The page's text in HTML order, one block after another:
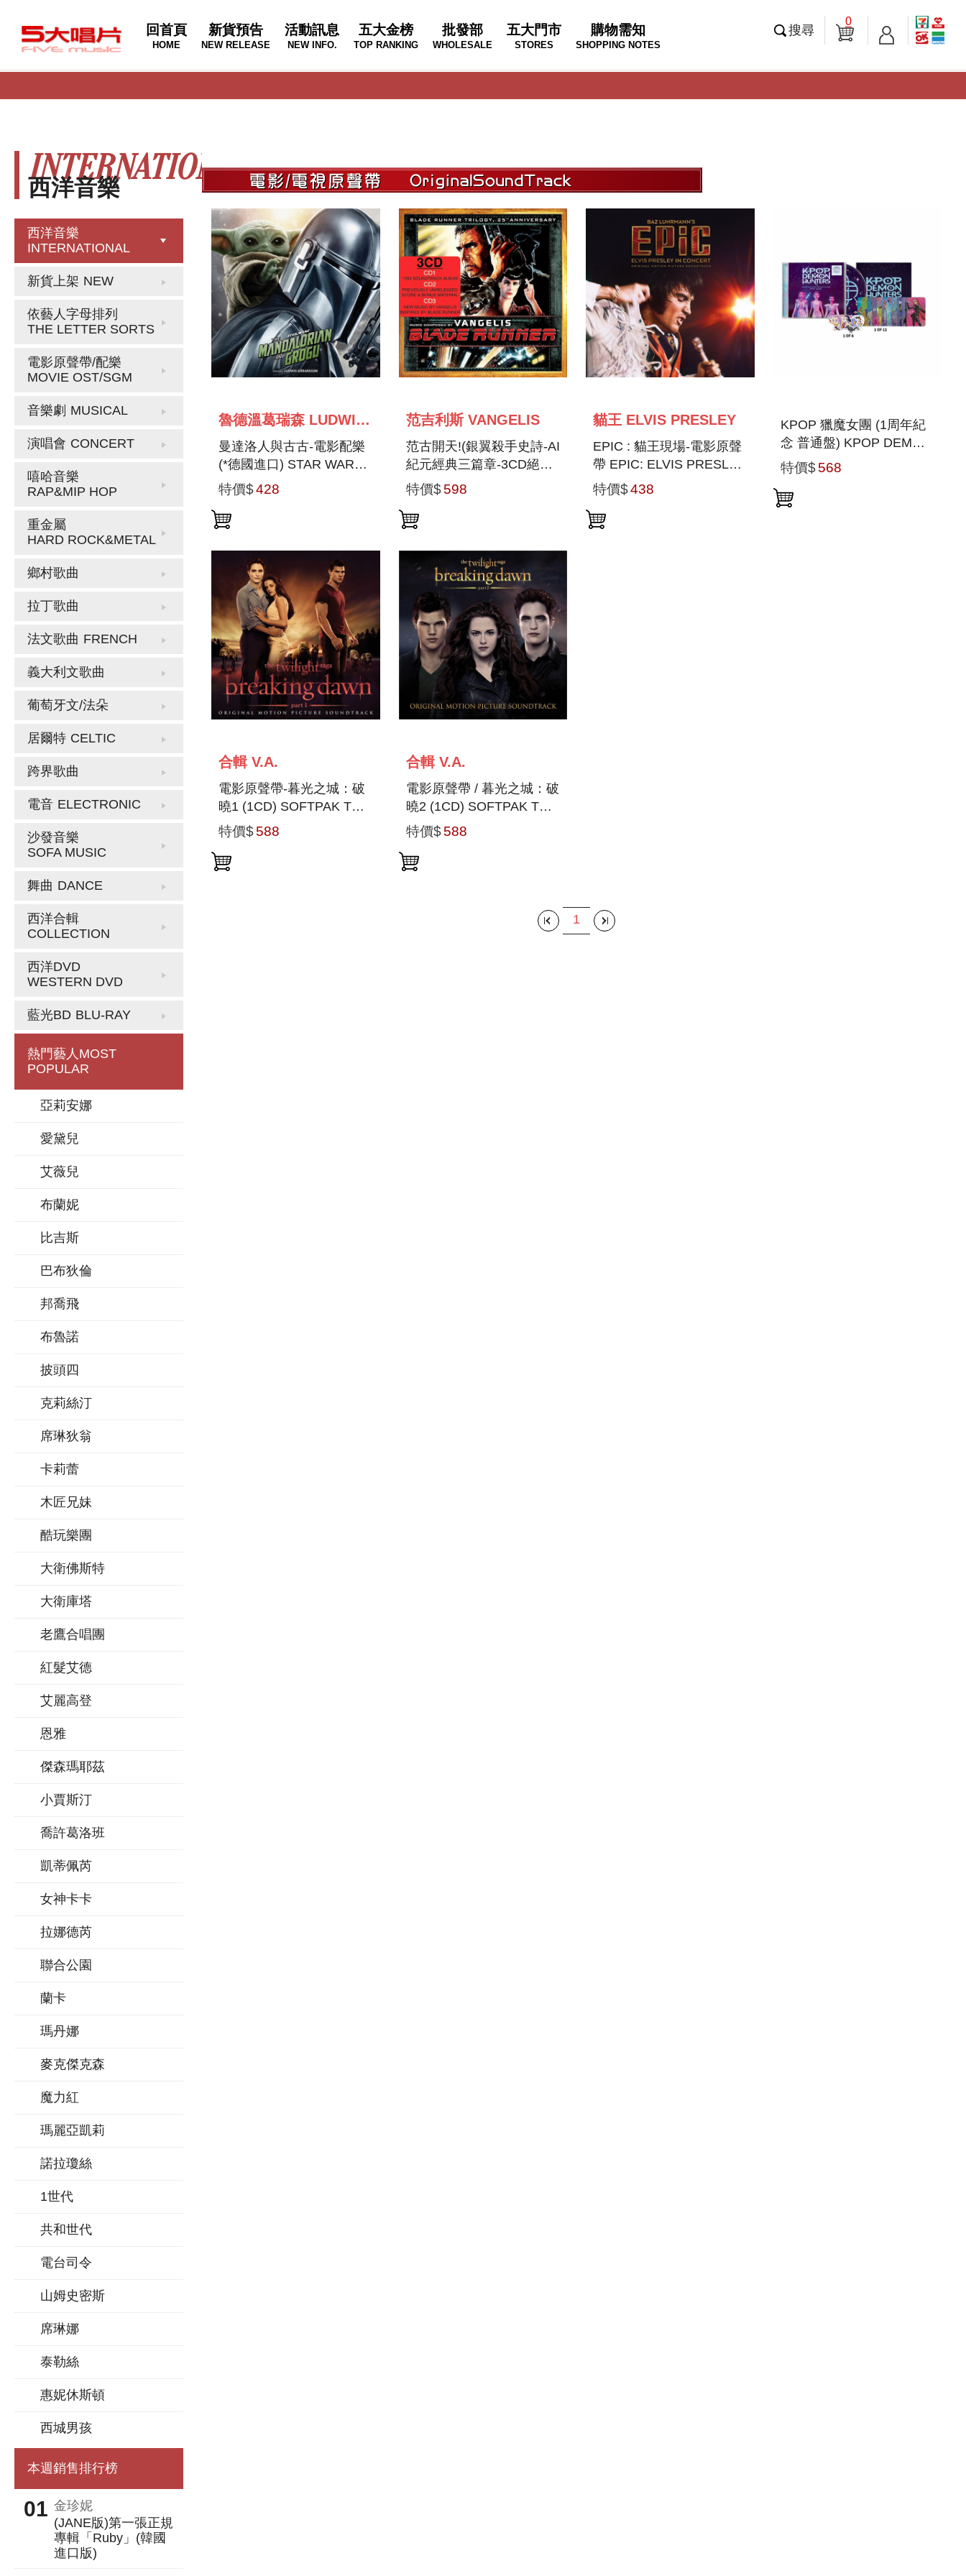
回首頁
HOME
新貨預告
NEW RELEASE
活動訊息
NEW INFO.
五大金榜
TOP RANKING
批發部
WHOLESALE
五大門市
STORES
購物需知
SHOPPING NOTES
搜尋
0
西洋音樂
INTERNATIONAL
西洋音樂
INTERNATIONAL
新貨上架 NEW
依藝人字母排列
THE LETTER SORTS
電影原聲帶/配樂
MOVIE OST/SGM
音樂劇 MUSICAL
演唱會 CONCERT
嘻哈音樂
RAP&MIP HOP
重金屬
HARD ROCK&METAL
鄉村歌曲
拉丁歌曲
法文歌曲 FRENCH
義大利文歌曲
葡萄牙文/法朵
居爾特 CELTIC
跨界歌曲
電音 ELECTRONIC
沙發音樂
SOFA MUSIC
舞曲 DANCE
西洋合輯
COLLECTION
西洋DVD
WESTERN DVD
藍光BD BLU-RAY
熱門藝人 MOST
POPULAR
亞莉安娜
愛黛兒
艾薇兒
布蘭妮
比吉斯
巴布狄倫
邦喬飛
布魯諾
披頭四
克莉絲汀
席琳狄翁
卡莉蕾
木匠兄妹
酷玩樂團
大衛佛斯特
大衛庫塔
老鷹合唱團
紅髮艾德
艾麗高登
恩雅
傑森瑪耶茲
小賈斯汀
喬許葛洛班
凱蒂佩芮
女神卡卡
拉娜德芮
聯合公園
蘭卡
瑪丹娜
麥克傑克森
魔力紅
瑪麗亞凱莉
諾拉瓊絲
1世代
共和世代
電台司令
山姆史密斯
席琳娜
泰勒絲
惠妮休斯頓
西城男孩
本週銷售排行榜
金珍妮
(JANE版)第一張正規
專輯「Ruby」(韓國
進口版)
魯德溫葛瑞森 LUDWIG GORANSSON
曼達洛人與古古-電影配樂
(*德國進口) STAR WARS:
THE MANDALORIAN
AND GROGU (ORIGINAL
MOTION PICTUR
特價$428
范吉利斯 VANGELIS
范古開天!(銀翼殺手史詩-AI
紀元經典三篇章-3CD絕版
重生最後實體珍藏) BLADE
RUNNER TRILOGY (3CD)
特價$ 598
貓王 ELVIS PRESLEY
EPIC : 貓王現場-電影原聲
帶 EPIC: ELVIS PRESLEY
IN CONCERT
特價$438
KPOP 獵魔女團 (1周年紀
念 普通盤) KPOP DEMON
HUNTERS 1ST
ANNIVERSARY STD
VERSION
特價$568
合輯 V.A.
電影原聲帶-暮光之城：破
曉1 (1CD) SOFTPAK THE
TWILIGHT SAGA:
BREAKING DAWN PART
1
特價$ 588
合輯 V.A.
電影原聲帶 / 暮光之城：破
曉2 (1CD) SOFTPAK THE
TWILIGHT SAGA:
BREAKING DAWN PART
2
特價$ 588
1